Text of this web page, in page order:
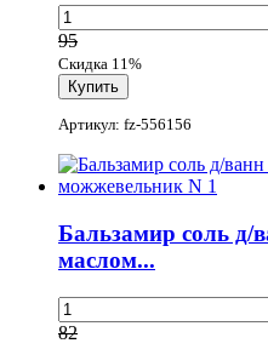
95
Скидка 11%
Артикул: fz-556156
Бальзамир соль д/
маслом...
82